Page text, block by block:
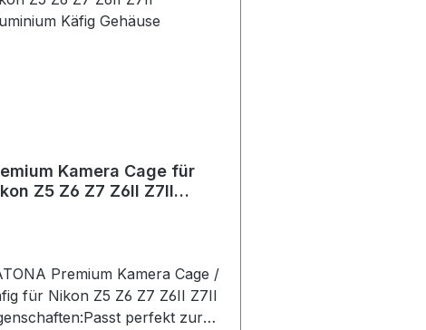
Kamera Cage für
Z5 Z6 Z7 Z6II Z7II
Premium Kamera Cage /
für Nikon Z5 Z6 Z7 Z6II Z7II
perfekt zur